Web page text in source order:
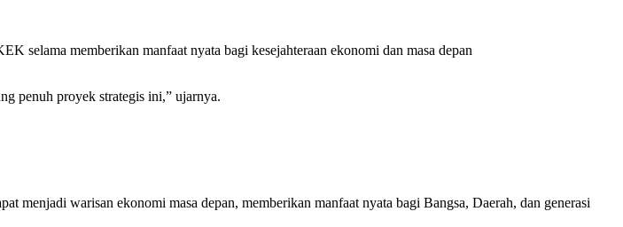
selama memberikan manfaat nyata bagi kesejahteraan ekonomi dan masa depan
penuh proyek strategis ini,” ujarnya.
warisan ekonomi masa depan, memberikan manfaat nyata bagi Bangsa, Daerah, dan generasi